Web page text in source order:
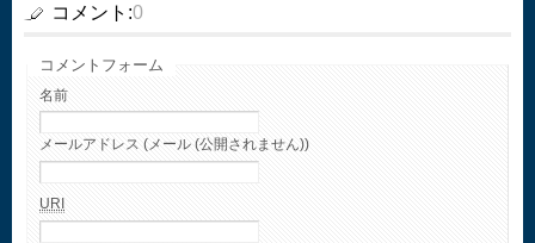
コメント:0
コメントフォーム
名前
メールアドレス (メール (公開されません))
URI